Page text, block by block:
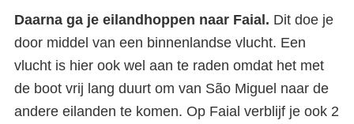
Daarna ga je eilandhoppen naar Faial. Dit doe je
door middel van een binnenlandse vlucht. Een
vlucht is hier ook wel aan te raden omdat het met
de boot vrij lang duurt om van São Miguel naar de
andere eilanden te komen. Op Faial verblijf je ook 2